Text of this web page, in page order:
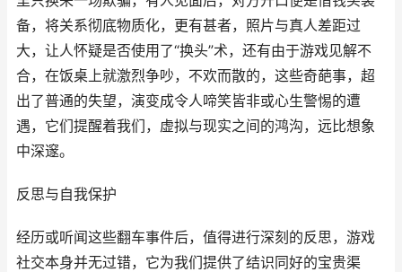
备，将关系彻底物质化，更有甚者，照片与真人差距过
大，让人怀疑是否使用了“换头”术，还有由于游戏见解不
合，在饭桌上就激烈争吵，不欢而散的，这些奇葩事，超
出了普通的失望，演变成令人啼笑皆非或心生警惕的遭
遇，它们提醒着我们，虚拟与现实之间的鸿沟，远比想象
中深邃。
反思与自我保护
经历或听闻这些翻车事件后，值得进行深刻的反思，游戏
社交本身并无过错，它为我们提供了结识同好的宝贵渠